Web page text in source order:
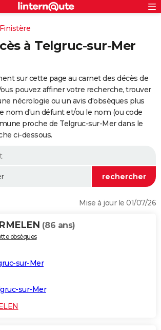
ville
à Telgruc-sur-Mer
sur cette page au carnet des décès de
pouvez affiner votre recherche, trouver
nécrologie ou un avis d'obsèques plus
nom d'un défunt et/ou le nom (ou code
proche de Telgruc-sur-Mer dans le
ci-dessous.
Mise à jour le 01/07/26
(86 ans)
obsèques
sur-Mer
sur-Mer